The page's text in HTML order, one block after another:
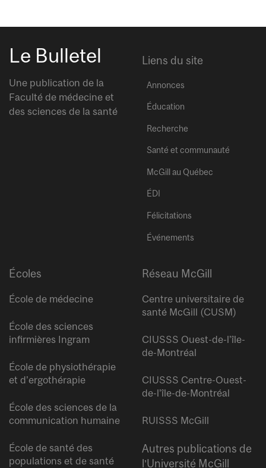
Le Bulletel
Une publication de la
Faculté de médecine et
des sciences de la santé
Liens du site
Annonces
Éducation
Recherche
Santé et communauté
McGill au Québec
ÉDI
Félicitations
Événements
Écoles
École de médecine
École des sciences
infirmières Ingram
École de physiothérapie
et d’ergothérapie
École des sciences de la
communication humaine
École de santé des
populations et de santé
Réseau McGill
Centre universitaire de
santé McGill (CUSM)
CIUSSS Ouest-de-l’île-
de-Montréal
CIUSSS Centre-Ouest-
de-l’île-de-Montréal
RUISSS McGill
Autres publications de
l’Université McGill